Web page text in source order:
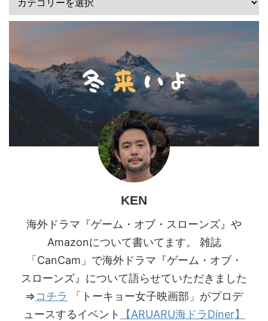
KEN
海外ドラマ『ゲーム・オブ・スローンズ』や
Amazonについて書いてます。 雑誌
「CanCam」で海外ドラマ『ゲーム・オブ・
スローンズ』について語らせていただきました
⇒コチラ
「トーキョー女子映画部」がプロデ
ュースするイベント
【ARUARU海ドラDiner】